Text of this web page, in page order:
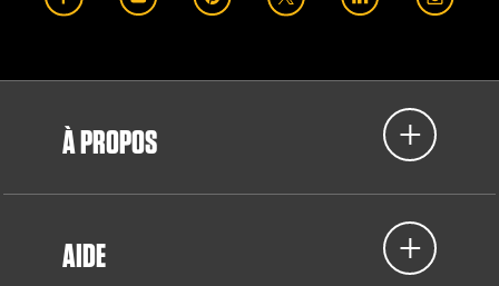
À PROPOS
AIDE